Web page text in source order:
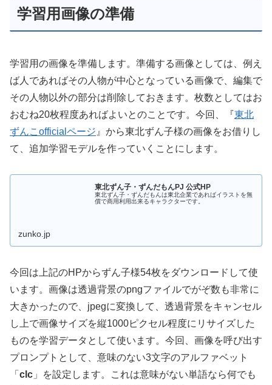
学習用画像の準備
学習用の画像を準備します。準備する画像としては、例え
ば人であればその人物が中心となっている画像で、編集で
その人物以外の部分は削除しておきます。枚数としてはお
おむね20枚程度あればよいとのことです。今回、『東北
ずんこofficialページ 』から東北ずん子様の画像をお借りし
て、追加学習モデルを作っていくことにします。
東北ずん子・ずんだもんPJ 公式HP
東北ずん子・ずんだもんは東北企業であればイラストを無
償で商用利用出来るキャラクターです。
zunko.jp
今回は上記のHPからずん子様54枚をダウンロードして使
います。画像は透過背景のpngファイルでがぞ数も非常に
大きかったので、jpegに変換して、透過背景をキャンセル
し上で画像サイズを縦1000ピクセル程度にリサイズした
ものを学習データとして使います。今回、画像を呼び出す
プロンプトとして、意味のない3文字のアルファベット
「 clc 」を設定します。これは意味がない単語なら何でも